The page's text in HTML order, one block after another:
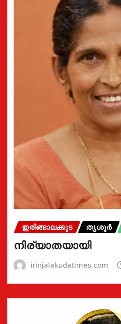
ഇരിങ്ങാലക്കുട തൃശൂർ
നിര്യാതയായി
irinjalakudatimes.com